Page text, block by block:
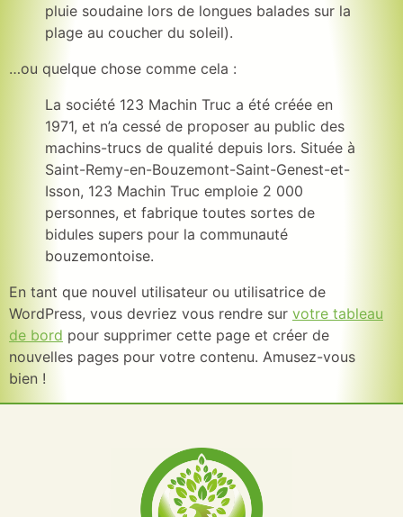
pluie soudaine lors de longues balades sur la
plage au coucher du soleil).
…ou quelque chose comme cela :
La société 123 Machin Truc a été créée en
1971, et n’a cessé de proposer au public des
machins-trucs de qualité depuis lors. Située à
Saint-Remy-en-Bouzemont-Saint-Genest-et-
Isson, 123 Machin Truc emploie 2 000
personnes, et fabrique toutes sortes de
bidules supers pour la communauté
bouzemontoise.
En tant que nouvel utilisateur ou utilisatrice de
WordPress, vous devriez vous rendre sur votre tableau
de bord pour supprimer cette page et créer de
nouvelles pages pour votre contenu. Amusez-vous
bien !